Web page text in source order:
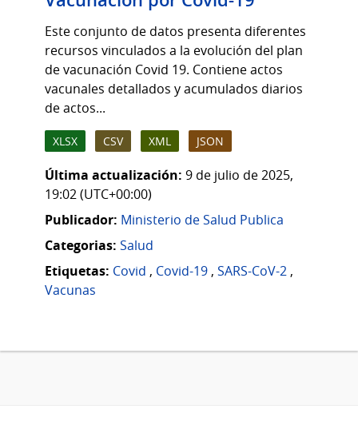
Este conjunto de datos presenta diferentes
recursos vinculados a la evolución del plan
de vacunación Covid 19. Contiene actos
vacunales detallados y acumulados diarios
de actos...
XLSX CSV XML JSON
Última actualización: 9 de julio de 2025,
19:02 (UTC+00:00)
Publicador: Ministerio de Salud Publica
Categorias: Salud
Etiquetas: Covid , Covid-19 , SARS-CoV-2 ,
Vacunas